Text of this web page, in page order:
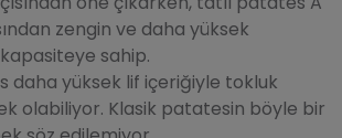
zengin ve daha yüksek
sahip.
daha yüksek lif içeriğiyle tokluk
olabiliyor. Klasik patatesin böyle bir